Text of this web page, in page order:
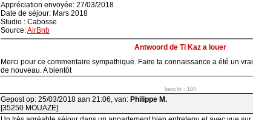
Appréciation envoyée: 27/03/2018
Date de séjour: Mars 2018
Studio : Cabosse
Source:AirBnb
Antwoord de Ti Kaz a louer
Merci pour ce commentaire sympathique. Faire ta connaissance a été un
de nouveau. A bientôt
bericht : 104
Gepost op: 25/03/2018 aan 21:06, van: Philippe M.
[35250 MOUAZE]